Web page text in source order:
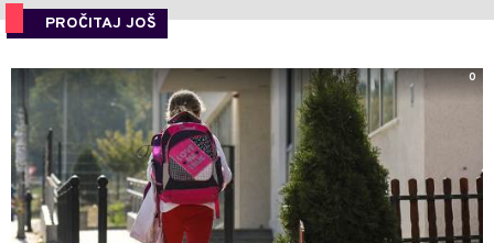
PROČITAJ JOŠ
0